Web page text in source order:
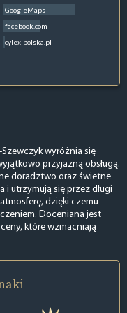
GoogleMaps
facebook.com
cylex-polska.pl
wyróżnia się
przyjazną obsługą.
doradztwo oraz świetne
i utrzymują się przez długi
dzięki czemu
Doceniana jest
które wzmacniają